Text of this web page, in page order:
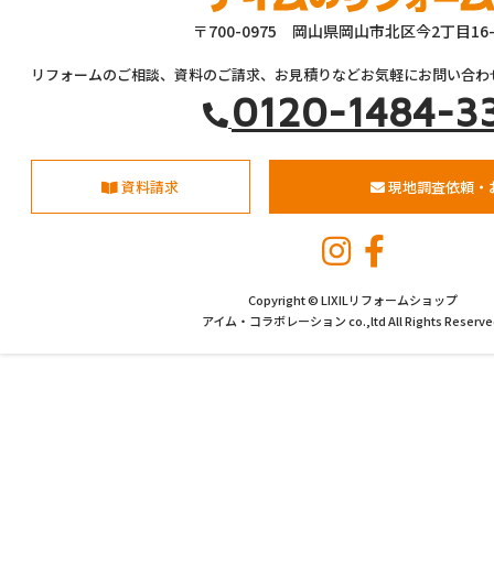
〒700-0975 岡山県岡山市北区今2丁目
リフォームのご相談、資料のご請求、お見積りなどお気軽にお問い合
0120-1484-
資料請求 現地調査依頼・
Copyright © LIXILリフォームショップ
アイム・コラボレーション co.,ltd All Rights